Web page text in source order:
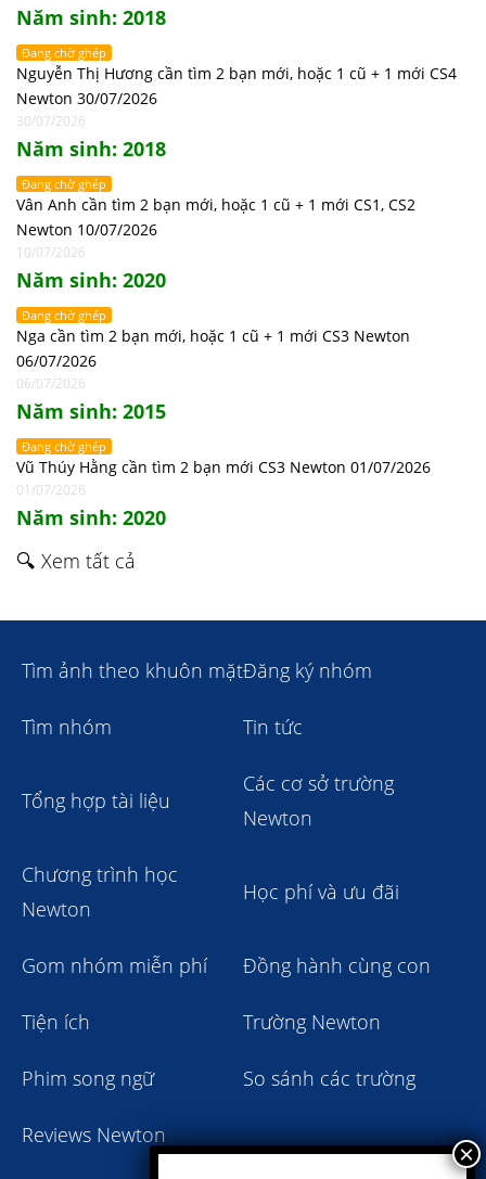
Năm sinh: 2018
Đang chờ ghép
Nguyễn Thị Hương cần tìm 2 bạn mới, hoặc 1 cũ + 1 mới CS4
Newton 30/07/2026
30/07/2026
Năm sinh: 2018
Đang chờ ghép
Vân Anh cần tìm 2 bạn mới, hoặc 1 cũ + 1 mới CS1, CS2
Newton 10/07/2026
10/07/2026
Năm sinh: 2020
Đang chờ ghép
Nga cần tìm 2 bạn mới, hoặc 1 cũ + 1 mới CS3 Newton
06/07/2026
06/07/2026
Năm sinh: 2015
Đang chờ ghép
Vũ Thúy Hằng cần tìm 2 bạn mới CS3 Newton 01/07/2026
01/07/2026
Năm sinh: 2020
🔍 Xem tất cả
Tìm ảnh theo khuôn mặtĐăng ký nhóm
Tìm nhóm Tin tức
Tổng hợp tài liệu
Các cơ sở trường
Newton
Chương trình học
Newton
Học phí và ưu đãi
Gom nhóm miễn phí Đồng hành cùng con
Tiện ích Trường Newton
Phim song ngữ So sánh các trường
Reviews Newton